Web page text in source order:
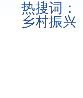
热搜词：
乡村振兴